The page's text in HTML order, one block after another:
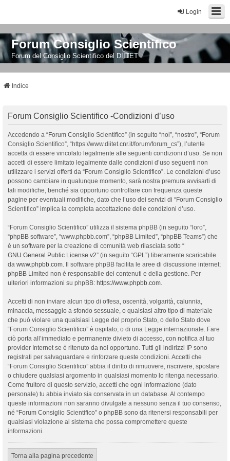
Login
Forum Consiglio Scientifico
Forum del Consiglio Scientifico del DIITET
Indice
Forum Consiglio Scientifico -Condizioni d’uso
Accedendo a “Forum Consiglio Scientifico” (in seguito “noi”, “nostro”, “Forum
Consiglio Scientifico”, “https://www.diitet.cnr.it/forum/forum_cs”), l’utente
accetta di essere vincolato legalmente alle seguenti condizioni d’uso. Se non
accetti di essere limitato legalmente dalle condizioni d’uso seguenti non
utilizzare i servizi offerti da “Forum Consiglio Scientifico”. Le condizioni d’uso
possono cambiare in qualunque momento, sarà nostra premura avvisarti di
tali modifiche, benché sia opportuno controllare con frequenza queste
pagine per eventuali modifiche, dato che l’uso dei servizi di “Forum Consiglio
Scientifico” implica la completa accettazione delle condizioni d’uso.
“Forum Consiglio Scientifico” utilizza il sistema phpBB (in seguito “loro”,
“phpBB software”, “www.phpbb.com”, “phpBB Limited”, “phpBB Teams”) che
è un software per la creazione di comunità web rilasciata sotto “
GNU General Public License v2” (in seguito “GPL”) liberamente scaricabile
da www.phpbb.com. Il software phpBB facilita le aree di discussione internet;
phpBB Limited non è responsabile dei contenuti e della gestione. Per
ulteriori informazioni su phpBB: https://www.phpbb.com.
Accetti di non inviare alcun tipo di offesa, oscenità, volgarità, calunnia,
minaccia, messaggio a sfondo sessuale, o qualsiasi altro tipo di materiale
che può violare una qualsiasi Legge del proprio Stato, o dello Stato dove
“Forum Consiglio Scientifico” è ospitato, o di una Legge internazionale. Fare
ciò porta all’immediato e permanente divieto di accesso, con notifica al tuo
provider Internet se è ritenuto da noi opportuno. Tutti gli indirizzi IP sono
registrati per salvaguardare e rinforzare queste condizioni. Accetti che
“Forum Consiglio Scientifico” abbia il diritto di rimuovere, riscrivere, spostare
o chiudere qualsiasi argomento in qualsiasi momento lo ritenga necessario.
Come fruitore di questo servizio, accetti che ogni informazione (dato
personale) tu abbia inviato sia conservata in un database. Al contempo
queste informazioni non saranno divulgate a nessuno senza il tuo consenso,
né “Forum Consiglio Scientifico” o phpBB sono da ritenersi responsabili per
qualsiasi violazione al sistema che possa compromettere queste
informazioni.
Torna alla pagina precedente